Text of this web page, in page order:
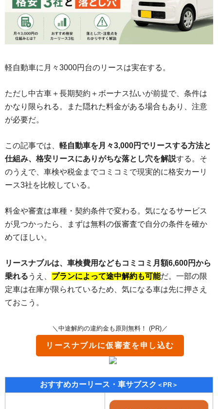
軽自動車に月々3000円台のリースは実在する。
ただし中古車＋長期契約＋ボーナス払いが前提で、条件は
かなり限られる。また隠れた料金がある場合もあり、注意
が必要だ。
この記事では、 軽自動車を月々3,000円でリースする方法と
仕組み、格安リースにありがちな落とし穴を解説する。そ
のうえで、車検や税金までコミコミで現実的に格安カーリ
ース3社を比較している。
料金や審査は車種・契約条件で変わる。気になるサービス
が見つかったら、まずは無料の仮審査で自分の条件を確か
めてほしい。
リースナブルは、車検費用などもコミコミ月額6,600円から
乗れる うえ、 プランによって途中解約も可能だ。一部の限
定車は在庫が限られているため、気になる車は先に押さえ
ておこう。
＼中途解約の違約金も原則無料！ (PR)／
リースナブルに仮審査を申し込む
おすすめカーリース・車サブスク ＜PR＞